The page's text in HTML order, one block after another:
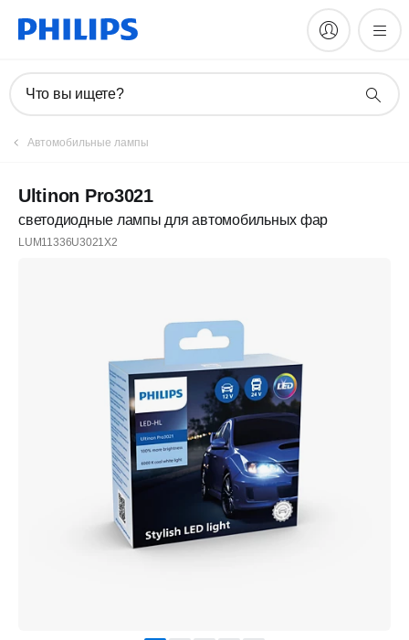
Что вы ищете?
Автомобильные лампы
Ultinon Pro3021
светодиодные лампы для автомобильных фар
LUM11336U3021X2